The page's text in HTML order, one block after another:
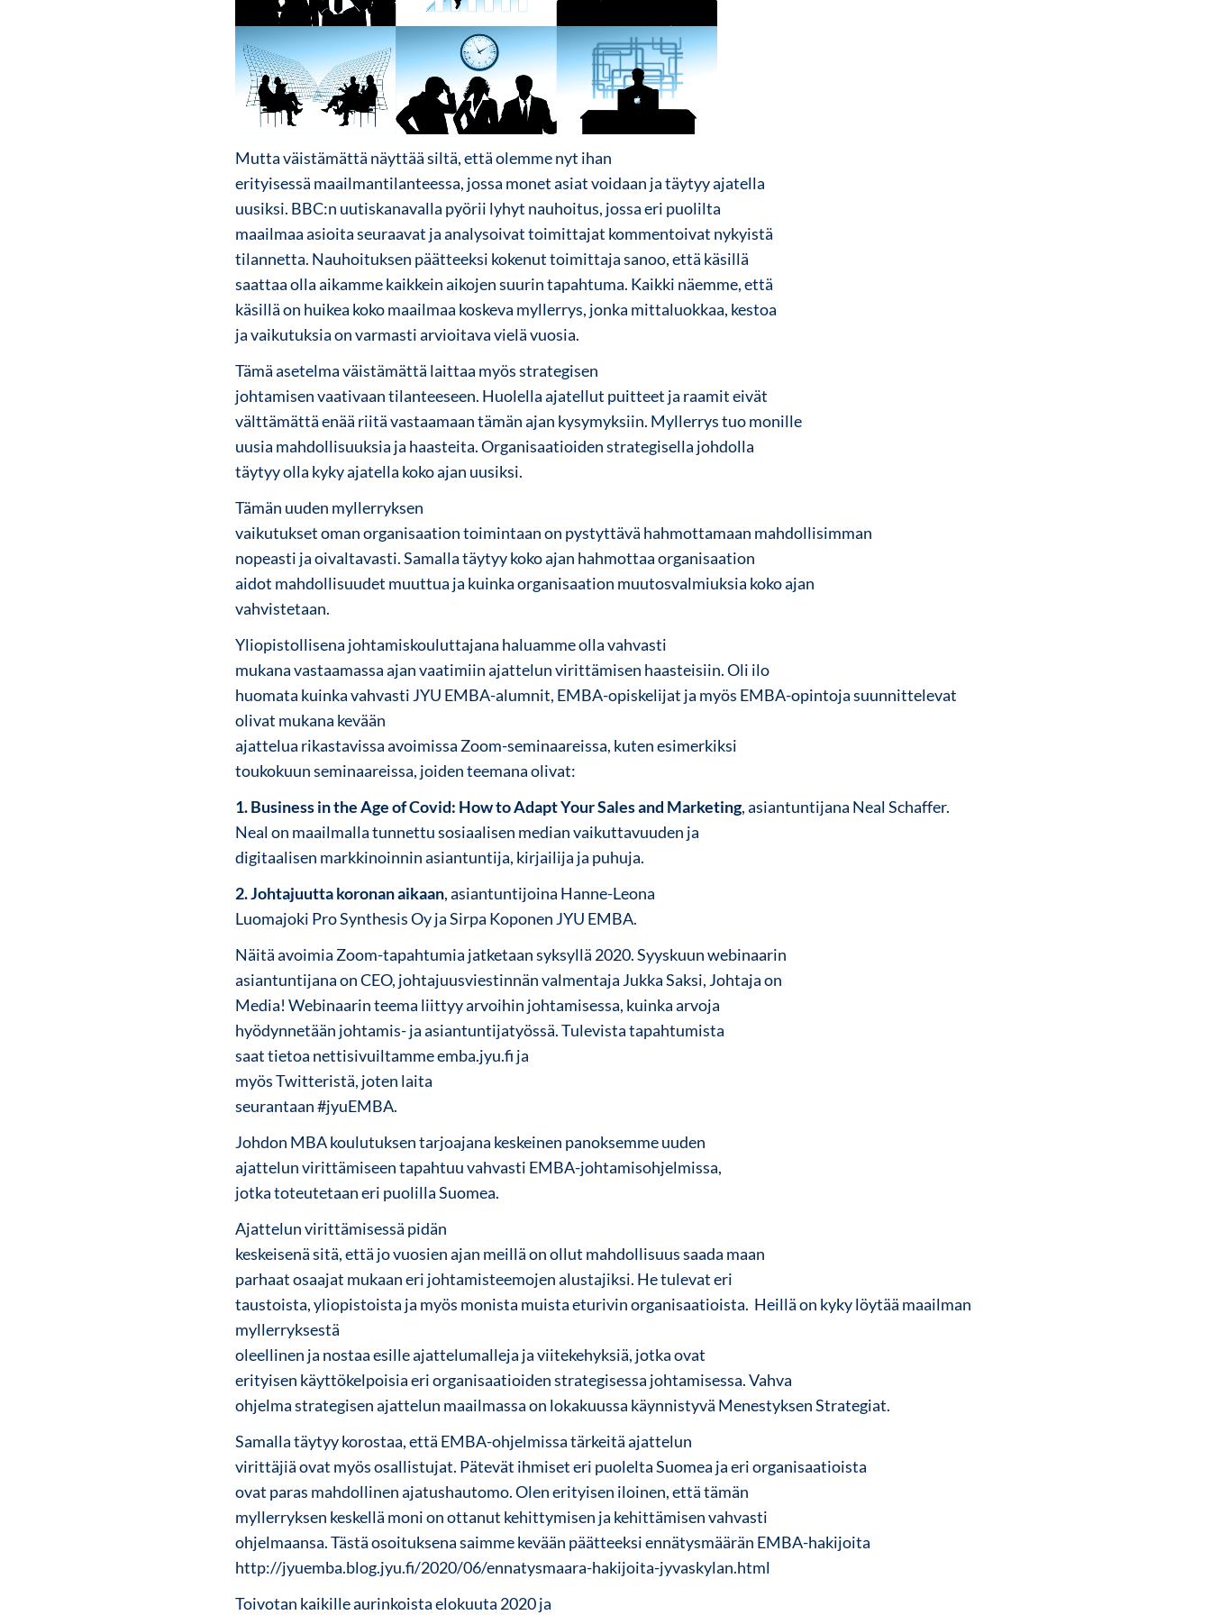
Mutta väistämättä näyttää siltä, että olemme nyt ihan
erityisessä maailmantilanteessa, jossa monet asiat voidaan ja täytyy ajatella
uusiksi. BBC:n uutiskanavalla pyörii lyhyt nauhoitus, jossa eri puolilta
maailmaa asioita seuraavat ja analysoivat toimittajat kommentoivat nykyistä
tilannetta. Nauhoituksen päätteeksi kokenut toimittaja sanoo, että käsillä
saattaa olla aikamme kaikkein aikojen suurin tapahtuma. Kaikki näemme, että
käsillä on huikea koko maailmaa koskeva myllerrys, jonka mittaluokkaa, kestoa
ja vaikutuksia on varmasti arvioitava vielä vuosia.
Tämä asetelma väistämättä laittaa myös strategisen
johtamisen vaativaan tilanteeseen. Huolella ajatellut puitteet ja raamit eivät
välttämättä enää riitä vastaamaan tämän ajan kysymyksiin. Myllerrys tuo monille
uusia mahdollisuuksia ja haasteita. Organisaatioiden strategisella johdolla
täytyy olla kyky ajatella koko ajan uusiksi.
Tämän uuden myllerryksen
vaikutukset oman organisaation toimintaan on pystyttävä hahmottamaan mahdollisimman
nopeasti ja oivaltavasti. Samalla täytyy koko ajan hahmottaa organisaation
aidot mahdollisuudet muuttua ja kuinka organisaation muutosvalmiuksia koko ajan
vahvistetaan.
Yliopistollisena johtamiskouluttajana haluamme olla vahvasti
mukana vastaamassa ajan vaatimiin ajattelun virittämisen haasteisiin. Oli ilo
huomata kuinka vahvasti JYU EMBA-alumnit, EMBA-opiskelijat ja myös EMBA-opintoja suunnittelevat
olivat mukana kevään
ajattelua rikastavissa avoimissa Zoom-seminaareissa, kuten esimerkiksi
toukokuun seminaareissa, joiden teemana olivat:
1.Business in the Age of Covid: How to Adapt Your Sales and Marketing, asiantuntijana Neal Schaffer.
Neal on maailmalla tunnettu sosiaalisen median vaikuttavuuden ja
digitaalisen markkinoinnin asiantuntija, kirjailija ja puhuja.
2.Johtajuutta koronan aikaan, asiantuntijoina Hanne-Leona
Luomajoki Pro Synthesis Oy ja Sirpa Koponen JYU EMBA.
Näitä avoimia Zoom-tapahtumia jatketaan syksyllä 2020. Syyskuun webinaarin
asiantuntijana on CEO, johtajuusviestinnän valmentaja Jukka Saksi, Johtaja on
Media! Webinaarin teema liittyy arvoihin johtamisessa, kuinka arvoja
hyödynnetään johtamis- ja asiantuntijatyössä. Tulevista tapahtumista
saat tietoa nettisivuiltamme emba.jyu.fi ja
myös Twitteristä, joten laita
seurantaan #jyuEMBA.
Johdon MBA koulutuksen tarjoajana keskeinen panoksemme uuden
ajattelun virittämiseen tapahtuu vahvasti EMBA-johtamisohjelmissa,
jotka toteutetaan eri puolilla Suomea.
Ajattelun virittämisessä pidän
keskeisenä sitä, että jo vuosien ajan meillä on ollut mahdollisuus saada maan
parhaat osaajat mukaan eri johtamisteemojen alustajiksi. He tulevat eri
taustoista, yliopistoista ja myös monista muista eturivin organisaatioista. Heillä on kyky löytää maailman
myllerryksestä
oleellinen ja nostaa esille ajattelumalleja ja viitekehyksiä, jotka ovat
erityisen käyttökelpoisia eri organisaatioiden strategisessa johtamisessa.Vahva
ohjelma strategisen ajattelun maailmassa on lokakuussa käynnistyvä Menestyksen Strategiat.
Samalla täytyy korostaa, että EMBA-ohjelmissa tärkeitä ajattelun
virittäjiä ovat myös osallistujat. Pätevät ihmiset eri puolelta Suomea ja eri organisaatioista
ovat paras mahdollinen ajatushautomo. Olen erityisen iloinen, että tämän
myllerryksen keskellä moni on ottanut kehittymisen ja kehittämisen vahvasti
ohjelmaansa. Tästä osoituksena saimme kevään päätteeksi ennätysmäärän EMBA-hakijoita
http://jyuemba.blog.jyu.fi/2020/06/ennatysmaara-hakijoita-jyvaskylan.html
Toivotan kaikille aurinkoista elokuuta 2020 ja